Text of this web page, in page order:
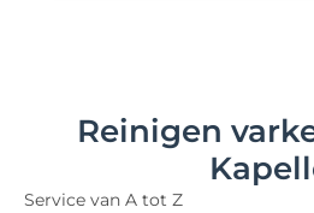
Reinigen
Service van A tot Z